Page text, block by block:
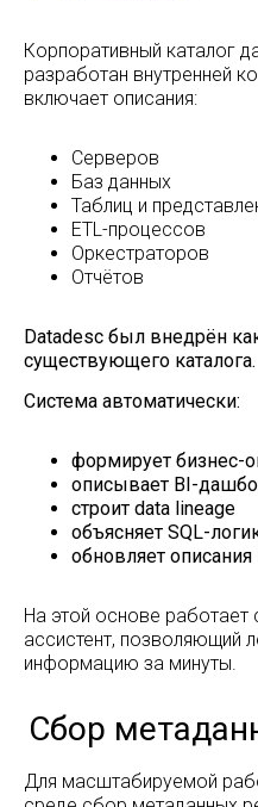
Корпоративный каталог
разработан внутренней
включает описания:
Серверов
Баз данных
Таблиц и
ETL-процессов
Оркестраторов
Отчётов
Datadesc был внедрён
существующего каталога.
Система автоматически:
формирует бизнес-
описывает BI-
строит data lineage
объясняет SQL-
обновляет
На этой основе работает
ассистент, позволяющий
информацию за минуты.
Сбор метаданных
Для масштабируемой
Автоматическое
Data Lineage